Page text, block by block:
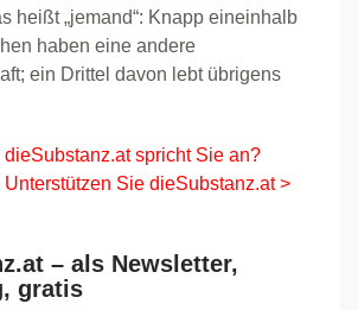
heißt „jemand“: Knapp eineinhalb
haben eine andere
ein Drittel davon lebt übrigens
dieSubstanz.at spricht Sie an?
Unterstützen Sie dieSubstanz.at >
– als Newsletter,
gratis